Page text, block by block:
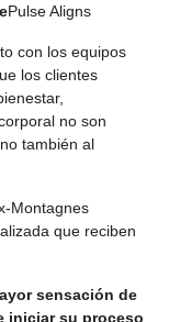
Pulse Aligns
con los equipos
los clientes
no son
también al
Montagnes
que reciben
sensación de
iniciar su proceso